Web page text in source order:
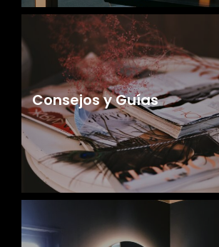
Consejos y Guías